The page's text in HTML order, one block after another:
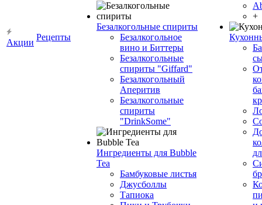
Акции
Рецепты
Безалкогольные спириты
Безалкогольное
вино и Биттеры
Безалкогольные
спириты "Giffard"
Безалкогольный
Аперитив
Безалкогольные
спириты
"DrinkSome"
Ингредиенты для Bubble
Tea
Бамбуковые листья
Джусболлы
Тапиока
+